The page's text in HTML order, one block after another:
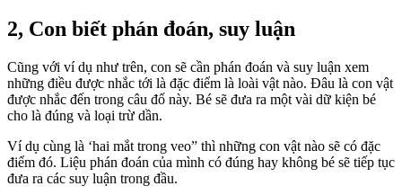
2, Con biết phán đoán, suy luận
Cũng với ví dụ như trên, con sẽ cần phán đoán và suy luận xem
những điều được nhắc tới là đặc điểm là loài vật nào. Đâu là con vật
được nhắc đến trong câu đố này. Bé sẽ đưa ra một vài dữ kiện bé
cho là đúng và loại trừ dần.
Ví dụ cùng là ‘hai mắt trong veo” thì những con vật nào sẽ có đặc
điểm đó. Liệu phán đoán của mình có đúng hay không bé sẽ tiếp tục
đưa ra các suy luận trong đầu.